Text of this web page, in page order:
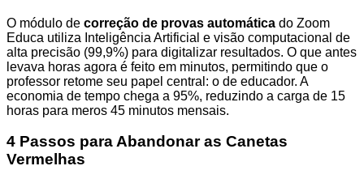
O módulo de correção de provas automática do Zoom
Educa utiliza Inteligência Artificial e visão computacional de
alta precisão (99,9%) para digitalizar resultados. O que antes
levava horas agora é feito em minutos, permitindo que o
professor retome seu papel central: o de educador. A
economia de tempo chega a 95%, reduzindo a carga de 15
horas para meros 45 minutos mensais.
4 Passos para Abandonar as Canetas
Vermelhas